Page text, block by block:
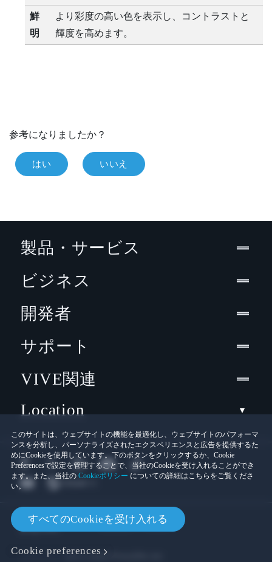
鮮
明
より彩度の高い色を表示し、コントラストと
輝度を高めます。
参考になりましたか？
はい いいえ
このサイトは、ウェブサイトの機能を最適化し、ウェブサイトのパフォーマ
ンスを分析し、パーソナライズされたエクスペリエンスと広告を提供するた
めにCookieを使用しています。下のボタンをクリックするか、Cookie
Preferencesで設定を管理することで、当社のCookieを受け入れることができ
ます。また、当社の Cookieポリシー についての詳細はこちらをご覧くださ
い。
すべてのCookieを受け入れる
Cookie preferences
製品・サービス
ビジネス
開発者
サポート
VIVE関連
Location
© 2011-2026 HTC Corporation
法的情報
Cookies
プライバシー連絡先:Global-Privacy@htc.com